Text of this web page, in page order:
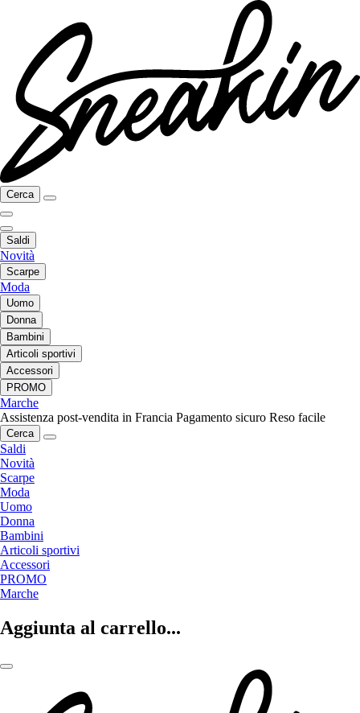
Cerca
Saldi
Novità
Scarpe
Moda
Uomo
Donna
Bambini
Articoli sportivi
Accessori
PROMO
Marche
Assistenza post-vendita in Francia Pagamento sicuro Reso facile
Cerca
Saldi
Novità
Scarpe
Moda
Uomo
Donna
Bambini
Articoli sportivi
Accessori
PROMO
Marche
Aggiunta al carrello...